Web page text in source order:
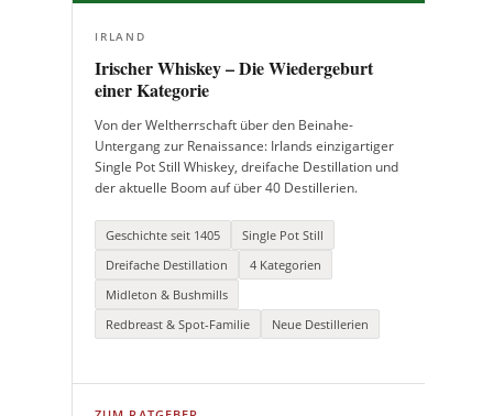
IRLAND
Irischer Whiskey – Die Wiedergeburt
einer Kategorie
Von der Weltherrschaft über den Beinahe-
Untergang zur Renaissance: Irlands einzigartiger
Single Pot Still Whiskey, dreifache Destillation und
der aktuelle Boom auf über 40 Destillerien.
Geschichte seit 1405
Single Pot Still
Dreifache Destillation
4 Kategorien
Midleton & Bushmills
Redbreast & Spot-Familie
Neue Destillerien